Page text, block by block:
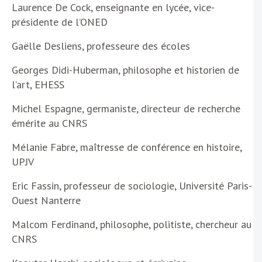
Laurence De Cock, enseignante en lycée, vice-
présidente de l’ONED
Gaëlle Desliens, professeure des écoles
Georges Didi-Huberman, philosophe et historien de
l’art, EHESS
Michel Espagne, germaniste, directeur de recherche
émérite au CNRS
Mélanie Fabre, maîtresse de conférence en histoire,
UPJV
Eric Fassin, professeur de sociologie, Université Paris-
Ouest Nanterre
Malcom Ferdinand, philosophe, politiste, chercheur au
CNRS